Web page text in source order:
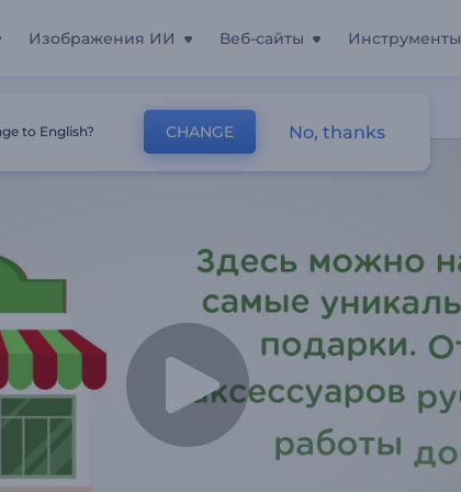
Изображения ИИ Веб-сайты Инструменты
Для Интернет-Магазина
to English? CHANGE No, thanks